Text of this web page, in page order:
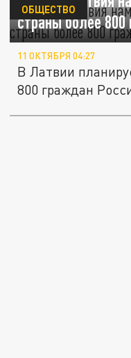
страны более
ОБЩЕСТВО
11 ОКТЯБРЯ 04:27
В Латвии
800 граждан